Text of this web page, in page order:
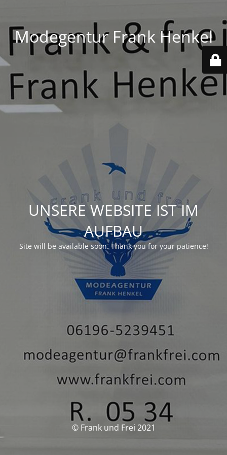
Modegentur Frank Henkel
UNSERE WEBSITE IST IM
AUFBAU
Site will be available soon. Thank you for your patience!
© Frank und Frei 2021